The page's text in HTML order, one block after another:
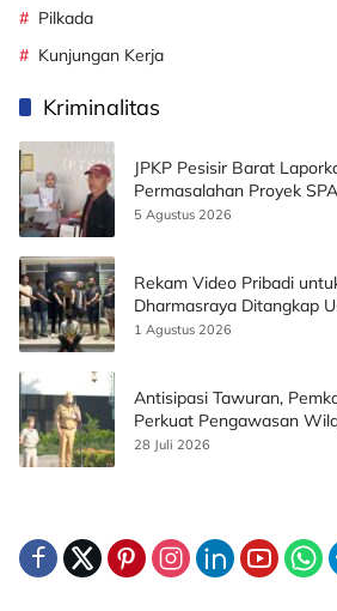
Pilkada
Kunjungan Kerja
Kriminalitas
JPKP Pesisir Barat
Permasalahan Proyek
5 Agustus 2026
Rekam Video Pribadi
Dharmasraya Ditangkap
Korban
1 Agustus 2026
Antisipasi Tawuran,
Perkuat Pengawasan
Publik
28 Juli 2026